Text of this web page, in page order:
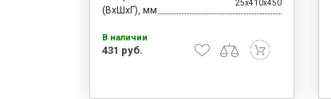
(ВхШхГ), мм
25x410x450
В наличии
431 руб.